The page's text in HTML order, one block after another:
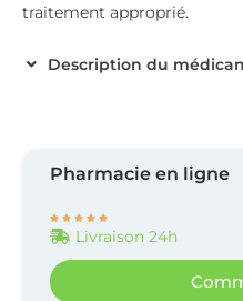
traitement approprié.
Description du
Pharmacie en ligne
    
Livraison 24h